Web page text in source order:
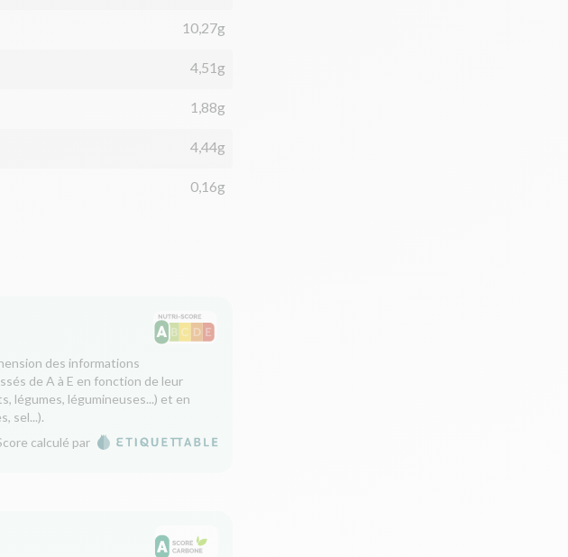
10,27g
4,51g
1,88g
4,44g
0,16g
des informations
de A à E en fonction de leur
légumes, légumineuses...) et en
sel...).
calculé par